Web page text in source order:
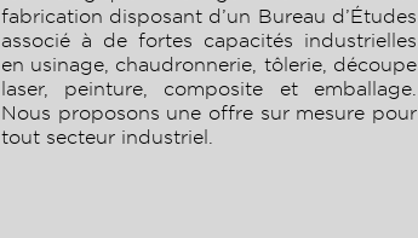
fabrication disposant d’un Bureau d’Études
associé à de fortes capacités industrielles
en usinage, chaudronnerie, tôlerie, découpe
laser, peinture, composite et emballage.
Nous proposons une offre sur mesure pour
tout secteur industriel.